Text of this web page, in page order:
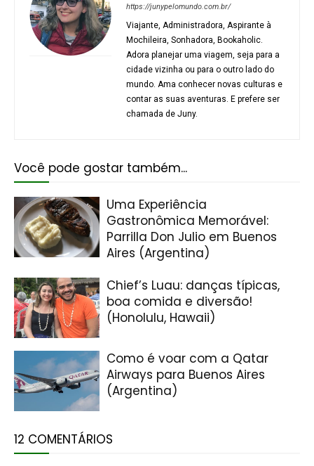
https://junypelomundo.com.br/
Viajante, Administradora, Aspirante à
Mochileira, Sonhadora, Bookaholic.
Adora planejar uma viagem, seja para a
cidade vizinha ou para o outro lado do
mundo. Ama conhecer novas culturas e
contar as suas aventuras. E prefere ser
chamada de Juny.
Você pode gostar também...
Uma Experiência
Gastronômica Memorável:
Parrilla Don Julio em Buenos
Aires (Argentina)
Chief’s Luau: danças típicas,
boa comida e diversão!
(Honolulu, Hawaii)
Como é voar com a Qatar
Airways para Buenos Aires
(Argentina)
12 COMENTÁRIOS